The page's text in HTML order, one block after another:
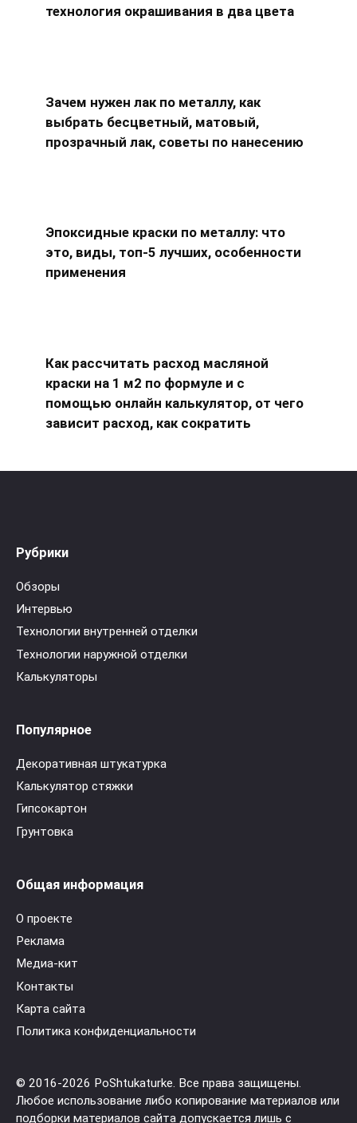
технология окрашивания в два цвета
Зачем нужен лак по металлу, как
выбрать бесцветный, матовый,
прозрачный лак, советы по нанесению
Эпоксидные краски по металлу: что
это, виды, топ-5 лучших, особенности
применения
Как рассчитать расход масляной
краски на 1 м2 по формуле и с
помощью онлайн калькулятор, от чего
зависит расход, как сократить
Рубрики
Обзоры
Интервью
Технологии внутренней отделки
Технологии наружной отделки
Калькуляторы
Популярное
Декоративная штукатурка
Калькулятор стяжки
Гипсокартон
Грунтовка
Общая информация
О проекте
Реклама
Медиа-кит
Контакты
Карта сайта
Политика конфиденциальности
© 2016-2026 PoShtukaturke. Все права защищены.
Любое использование либо копирование материалов или
подборки материалов сайта допускается лишь с